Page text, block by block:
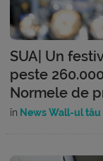
SUA| Un
peste
Normele de
în News Wall-ul tău